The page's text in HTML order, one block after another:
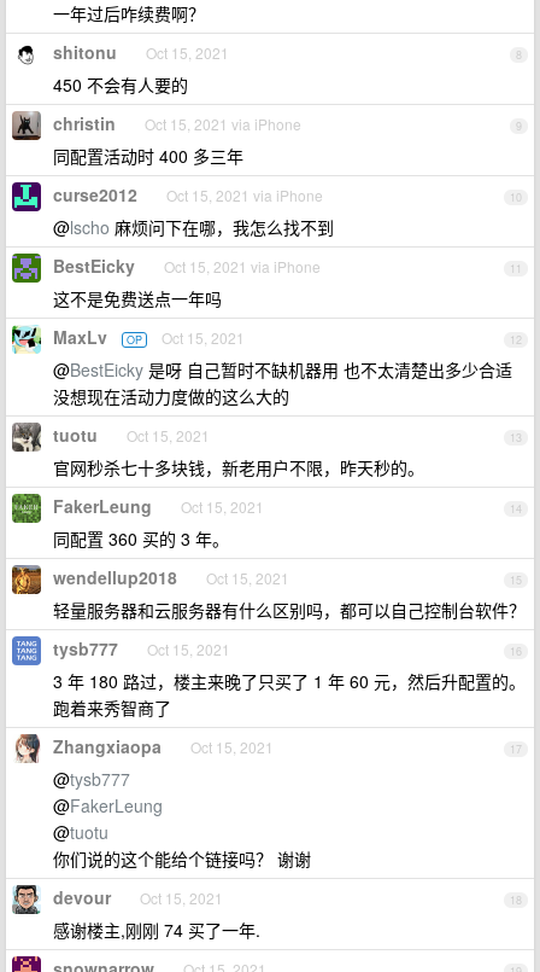
一年过后咋续费啊？
8
shitonu Oct 15, 2021
450 不会有人要的
9
christin Oct 15, 2021 via iPhone
同配置活动时 400 多三年
10
curse2012 Oct 15, 2021 via iPhone
@lscho 麻烦问下在哪，我怎么找不到
11
BestEicky Oct 15, 2021 via iPhone
这不是免费送点一年吗
12
MaxLv OP Oct 15, 2021
@BestEicky 是呀 自己暂时不缺机器用 也不太清楚出多少合适
没想现在活动力度做的这么大的
13
tuotu Oct 15, 2021
官网秒杀七十多块钱，新老用户不限，昨天秒的。
14
FakerLeung Oct 15, 2021
同配置 360 买的 3 年。
15
wendellup2018 Oct 15, 2021
轻量服务器和云服务器有什么区别吗，都可以自己控制台软件？
16
tysb777 Oct 15, 2021
3 年 180 路过，楼主来晚了只买了 1 年 60 元，然后升配置的。
跑着来秀智商了
17
Zhangxiaopa Oct 15, 2021
@tysb777
@FakerLeung
@tuotu
你们说的这个能给个链接吗？ 谢谢
18
devour Oct 15, 2021
感谢楼主,刚刚 74 买了一年.